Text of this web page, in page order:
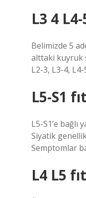
L3 4
Belimizde 5
alttaki kuyruk
L2-3, L3-4,
L5-S1
L5-S1’e
Siyatik
Semptomlar
L4 L5